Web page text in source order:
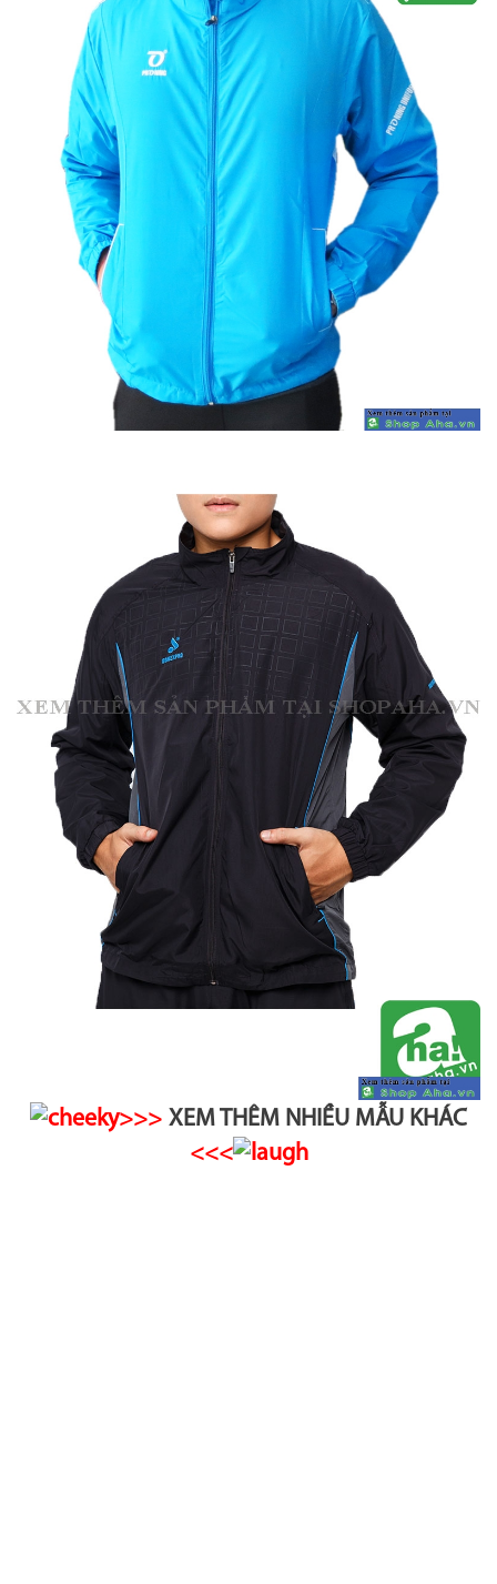
>>> XEM THÊM NHIỀU MẪU KHÁC
<<<